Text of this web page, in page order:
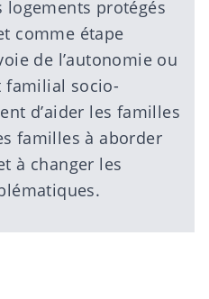
logements protégés
comme étape
de l’autonomie ou
familial socio-
d’aider les familles
familles à aborder
à changer les